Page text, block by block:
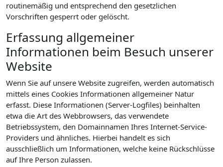
routinemäßig und entsprechend den gesetzlichen
Vorschriften gesperrt oder gelöscht.
Erfassung allgemeiner
Informationen beim Besuch unserer
Website
Wenn Sie auf unsere Website zugreifen, werden automatisch
mittels eines Cookies Informationen allgemeiner Natur
erfasst. Diese Informationen (Server-Logfiles) beinhalten
etwa die Art des Webbrowsers, das verwendete
Betriebssystem, den Domainnamen Ihres Internet-Service-
Providers und ähnliches. Hierbei handelt es sich
ausschließlich um Informationen, welche keine Rückschlüsse
auf Ihre Person zulassen.